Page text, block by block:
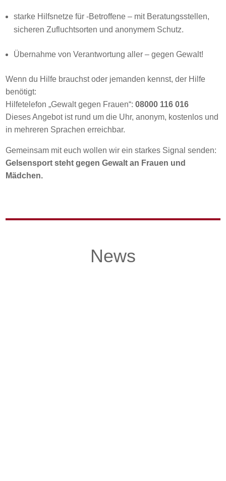
starke Hilfsnetze für -Betroffene – mit Beratungsstellen,
sicheren Zufluchtsorten und anonymem Schutz.
Übernahme von Verantwortung aller – gegen Gewalt!
Wenn du Hilfe brauchst oder jemanden kennst, der Hilfe
benötigt:
Hilfetelefon „Gewalt gegen Frauen“:08000 116 016
Dieses Angebot ist rund um die Uhr, anonym, kostenlos und
in mehreren Sprachen erreichbar.
Gemeinsam mit euch wollen wir ein starkes Signal senden:
Gelsensport steht gegen Gewalt an Frauen und
Mädchen.
News